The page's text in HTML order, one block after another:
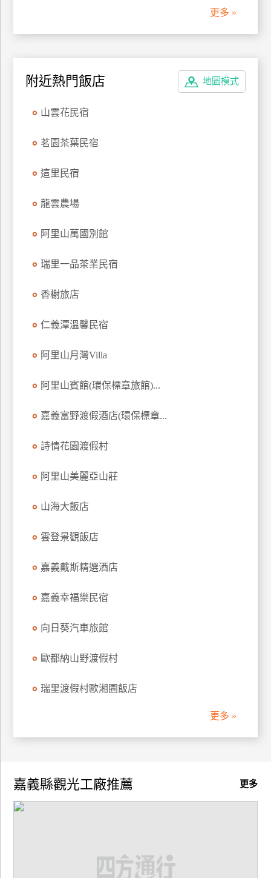
更多 »
地圖模式
附近熱門飯店
山雲花民宿
茗園茶葉民宿
這里民宿
龍雲農場
阿里山萬國別館
瑞里一品茶業民宿
香榭旅店
仁義潭溫馨民宿
阿里山月灣Villa
阿里山賓館(環保標章旅館)...
嘉義富野渡假酒店(環保標章...
詩情花園渡假村
阿里山美麗亞山莊
山海大飯店
雲登景觀飯店
嘉義戴斯精選酒店
嘉義幸福樂民宿
向日葵汽車旅館
歐都納山野渡假村
瑞里渡假村歐湘園飯店
更多 »
更多
嘉義縣觀光工廠推薦